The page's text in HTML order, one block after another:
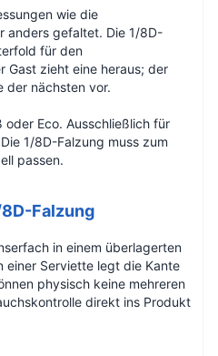
wie die
anders gefaltet. Die 1/8D-
für den
Gast zieht eine heraus; der
der nächsten vor.
oder Eco. Ausschließlich für
1/8D-Falzung muss zum
passen.
Falzung
in einem überlagerten
einer Serviette legt die Kante
physisch keine mehreren
direkt ins Produkt